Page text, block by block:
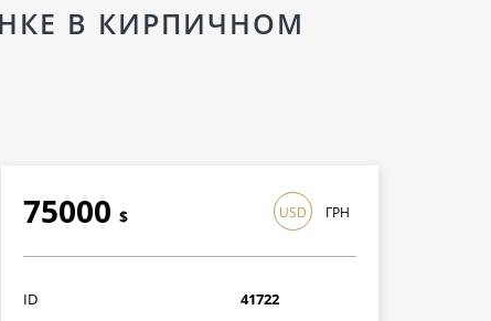
В КИРПИЧНОМ
75000 $
2175000грн
USD ГРН
ID
41722